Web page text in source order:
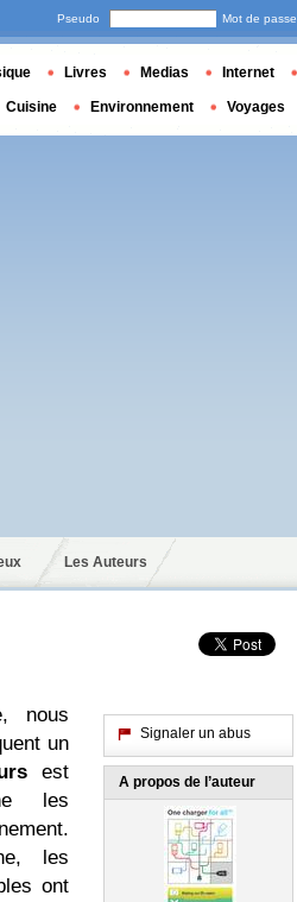
Les Auteurs
nous
un
est
les
les
ont
Signaler un abus
A propos de l’auteur
Pseudo Mot de passe
Livres Medias Internet
Cuisine Environnement Voyages